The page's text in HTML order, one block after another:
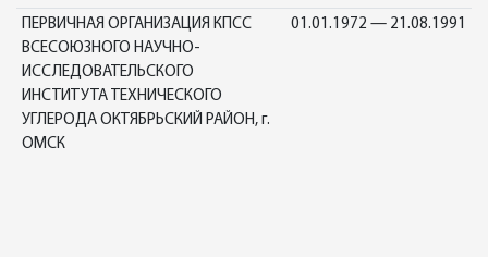
ПЕРВИЧНАЯ ОРГАНИЗАЦИЯ КПСС
ВСЕСОЮЗНОГО НАУЧНО-
ИССЛЕДОВАТЕЛЬСКОГО
ИНСТИТУТА ТЕХНИЧЕСКОГО
УГЛЕРОДА ОКТЯБРЬСКИЙ РАЙОН, г.
ОМСК
01.01.1972 — 21.08.1991